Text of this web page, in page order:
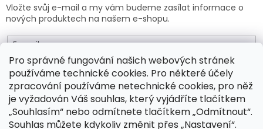
Pro správné fungování našich webových stránek
používáme technické cookies. Pro některé účely
zpracování používáme netechnické cookies, pro něž
je vyžadován Váš souhlas, který vyjádříte tlačítkem
„Souhlasím“ nebo odmítnete tlačítkem „Odmítnout“.
Souhlas můžete kdykoliv změnit přes „Nastavení“.
Vložte svůj e-mail a my vám budeme zasílat informace o
nových produktech na našem e-shopu.
E-mail
Vložením e-mailu souhlasíte sobchodními podmínkami .
PŘIHLÁSIT SE